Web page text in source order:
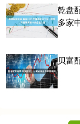
乾盘
多家
贝富